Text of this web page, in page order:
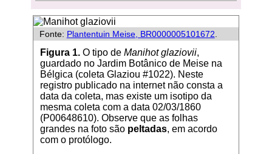
Fonte: Plantentuin Meise, BR0000005101672
Figura 1.O tipo de Manihot glaziovii,
guardado no Jardim Botânico de Meise na
Bélgica (coleta Glaziou #1022). Neste
registro publicado na internet não consta a
data da coleta, mas existe um isotipo da
mesma coleta com a data 02/03/1860
(P00648610). Observe que as folhas
grandes na foto são peltadas, em acordo
com o protólogo.